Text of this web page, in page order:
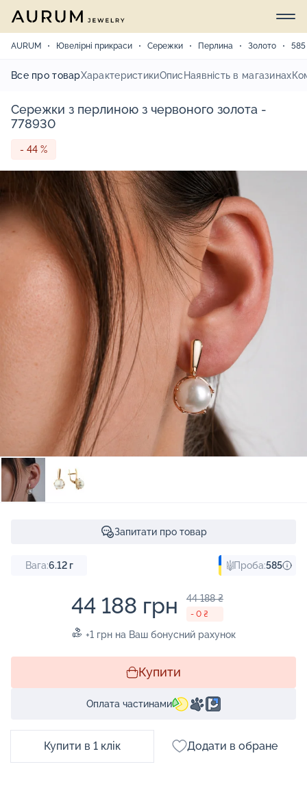
AURUM Ювелірні прикраси Сережки Перлина Золото 585
Все про товарХарактеристикиОпис Наявність в магазинах
Сережки з перлиною з червоного золота -
778930
- 44 %
Запитати про товар
Вага:6.12г Проба:585
44 188 грн 44 188 ₴
- 0 ₴
+1 грн на Ваш бонусний рахунок
Купити
Оплата частинами
Купити в 1 клік Додати в обране